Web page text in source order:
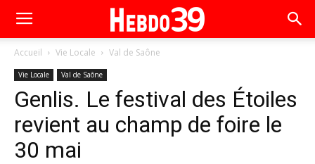
Accueil Vie Locale Val de Saône
Vie Locale Val de Saône
Genlis. Le festival des Étoiles
revient au champ de foire le
30 mai